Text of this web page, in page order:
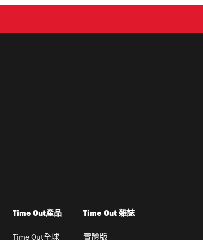
Time Out產品 Time Out 雜誌